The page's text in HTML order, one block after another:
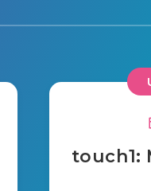
touch1: